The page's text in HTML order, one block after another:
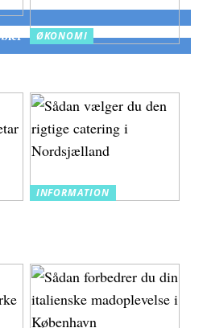
ØKONOMI
INFORMATION